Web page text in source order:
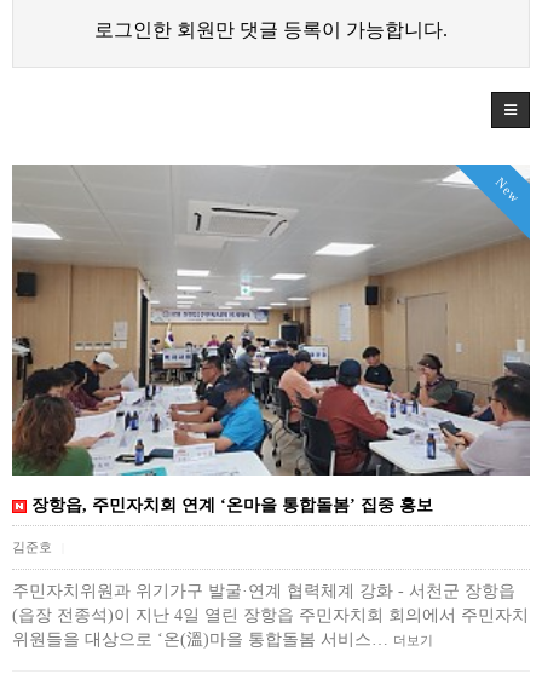
로그인한 회원만 댓글 등록이 가능합니다.
New
장항읍, 주민자치회 연계 ‘온마을 통합돌봄’ 집중 홍보
김준호
주민자치위원과 위기가구 발굴·연계 협력체계 강화 - 서천군 장항읍
(읍장 전종석)이 지난 4일 열린 장항읍 주민자치회 회의에서 주민자치
위원들을 대상으로 ‘온(溫)마을 통합돌봄 서비스… 더보기